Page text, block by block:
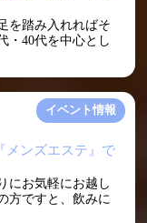
を踏み入れればそ
・40代を中心とし
イベント情報
メンズエステ』で
にお気軽にお越し
方ですと、飲みに